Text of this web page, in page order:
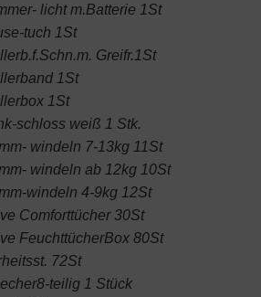
licht m.Batterie 1St
tuch 1St
Greifr.1St
1St
1St
schloss weiß 1 Stk.
windeln 7-13kg 11St
windeln ab 12kg 10St
windeln 4-9kg 12St
Comforttücher 30St
FeuchttücherBox 80St
72St
teilig 1 Stück